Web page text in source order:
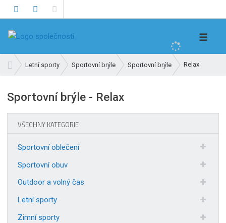
a
☰
v
d
Letní sporty Sportovní brýle Sportovní brýle Relax
Sportovní brýle - Relax
VŠECHNY KATEGORIE
Sportovní oblečení
Sportovní obuv
Outdoor a volný čas
Letní sporty
Zimní sporty